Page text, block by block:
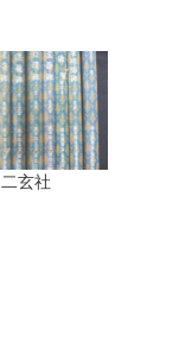
玄社